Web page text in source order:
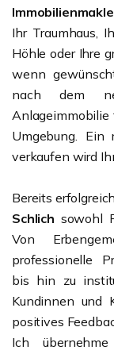
Ihr Traumhaus,
Höhle oder Ihre
wenn
nach dem
Anlageimmobilie
Umgebung. Ein
verkaufen wird
Bereits
Schlich sowohl
Von
professionelle
bis hin zu
Kundinnen und
positives
Ich